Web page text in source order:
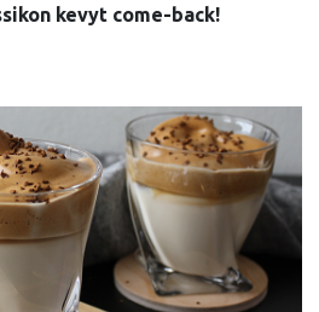
kevyt come-back!